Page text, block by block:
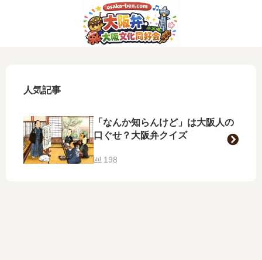
人気記事
「なんか知らんけど」は大阪人の
口ぐせ？大阪弁クイズ
198